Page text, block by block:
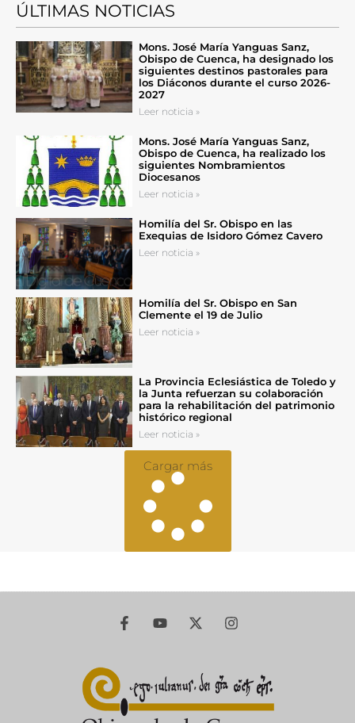
ÚLTIMAS NOTICIAS
Mons. José María Yanguas Sanz,
Obispo de Cuenca, ha designado los
siguientes destinos pastorales para
los Diáconos durante el curso 2026-
2027
Leer noticia »
Mons. José María Yanguas Sanz,
Obispo de Cuenca, ha realizado los
siguientes Nombramientos
Diocesanos
Leer noticia »
Homilía del Sr. Obispo en las
Exequias de Isidoro Gómez Cavero
Leer noticia »
Homilía del Sr. Obispo en San
Clemente el 19 de Julio
Leer noticia »
La Provincia Eclesiástica de Toledo y
la Junta refuerzan su colaboración
para la rehabilitación del patrimonio
histórico regional
Leer noticia »
Cargar más